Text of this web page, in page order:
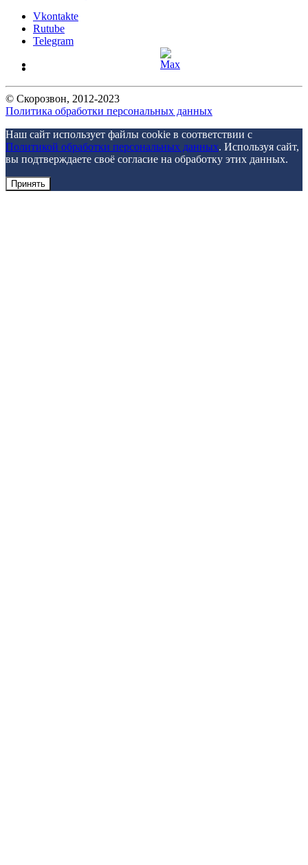
Vkontakte
Rutube
Telegram
© Скорозвон, 2012-2023
Политика обработки персональных данных
Наш сайт использует файлы cookie в соответствии с
Политикой обработки персональных данных. Используя сайт,
вы подтверждаете своё согласие на обработку этих данных.
Принять